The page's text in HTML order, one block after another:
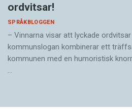
ordvitsar!
SPRÅKBLOGGEN
– Vinnarna visar att lyckade
kommunslogan kombinerar ett
kommunen med en humoristisk
…